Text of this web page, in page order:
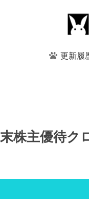
更新履
株主優待ク